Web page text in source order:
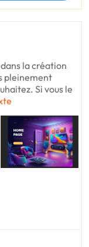
la création
pleinement
Si vous le